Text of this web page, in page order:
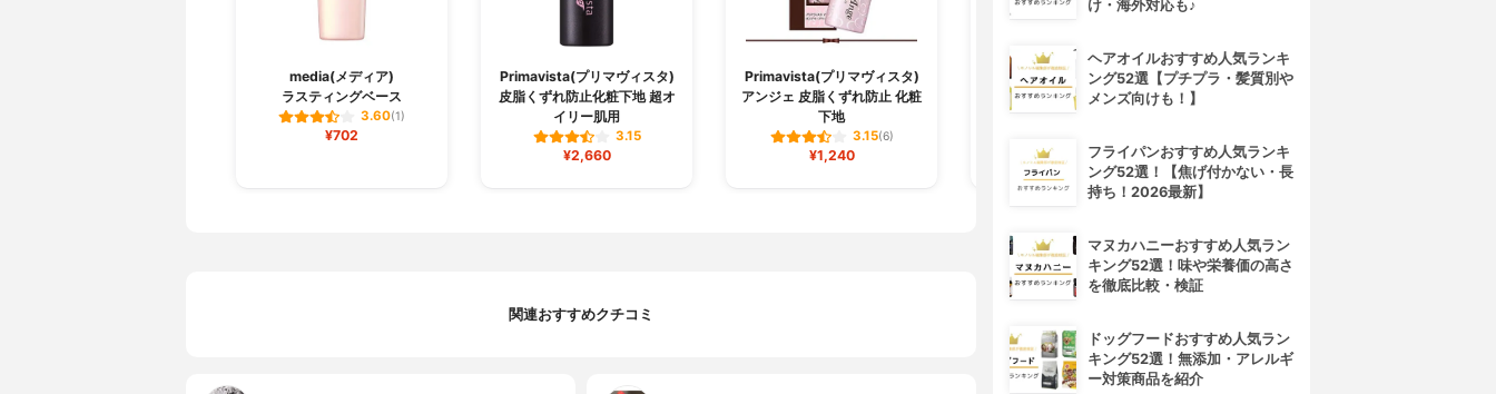
media(メディア)
ラスティングベース
3.60(1)
¥702
Primavista(プリマヴィスタ)
皮脂くずれ防止化粧下地 超オ
イリー肌用
3.15
¥2,660
Primavista(プリマヴィスタ)
アンジェ 皮脂くずれ防止 化粧
下地
3.15(6)
¥1,240
CELLFUTURE(セルフューチャ
ー)
シルキーカバーオイルブロック
¥4,980
FANCL(ファンケル)
関連おすすめクチコミ
け・海外対応も♪
ヘアオイルおすすめ人気ランキ
ング52選【プチプラ・髪質別や
メンズ向けも！】
フライパンおすすめ人気ランキ
ング52選！【焦げ付かない・長
持ち！2026最新】
マヌカハニーおすすめ人気ラン
キング52選！味や栄養価の高さ
を徹底比較・検証
ドッグフードおすすめ人気ラン
キング52選！無添加・アレルギ
ー対策商品を紹介